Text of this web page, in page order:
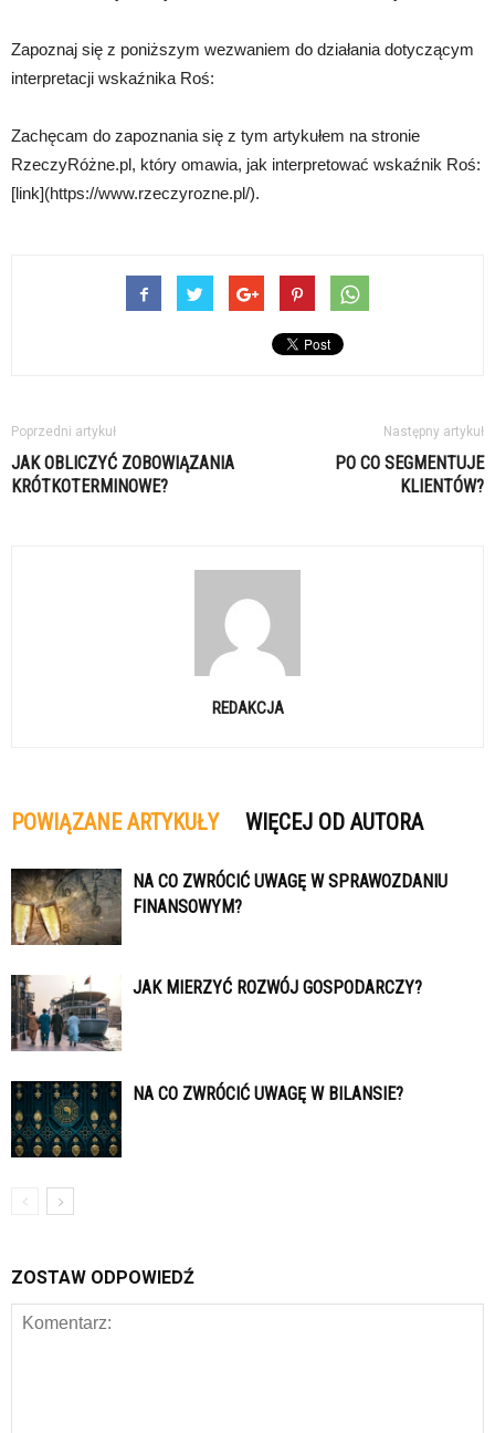
Zapoznaj się z poniższym wezwaniem do działania dotyczącym
interpretacji wskaźnika Roś:
Zachęcam do zapoznania się z tym artykułem na stronie
RzeczyRóżne.pl, który omawia, jak interpretować wskaźnik Roś:
[link](https://www.rzeczyrozne.pl/).
Poprzedni artykuł
JAK OBLICZYĆ ZOBOWIĄZANIA
KRÓTKOTERMINOWE?
Następny artykuł
PO CO SEGMENTUJE
KLIENTÓW?
REDAKCJA
POWIĄZANE ARTYKUŁY WIĘCEJ OD AUTORA
NA CO ZWRÓCIĆ UWAGĘ W SPRAWOZDANIU
FINANSOWYM?
JAK MIERZYĆ ROZWÓJ GOSPODARCZY?
NA CO ZWRÓCIĆ UWAGĘ W BILANSIE?
ZOSTAW ODPOWIEDŹ